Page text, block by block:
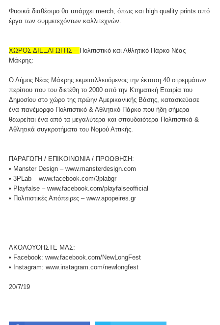
Φυσικά διαθέσιμο θα υπάρχει merch, όπως και high quality prints από
έργα των συμμετεχόντων καλλιτεχνών.
ΧΩΡΟΣ ΔΙΕΞΑΓΩΓΗΣ – Πολιτιστικό και Αθλητικό Πάρκο Νέας
Μάκρης:
Ο Δήμος Νέας Μάκρης εκμεταλλευόμενος την έκταση 40 στρεμμάτων
περίπου που του διετέθη το 2000 από την Κτηματική Εταιρία του
Δημοσίου στο χώρο της πρώην Αμερικανικής Βάσης, κατασκεύασε
ένα πανέμορφο Πολιτιστικό & Αθλητικό Πάρκο που ήδη σήμερα
θεωρείται ένα από τα μεγαλύτερα και σπουδαιότερα Πολιτιστικά &
Αθλητικά συγκροτήματα του Νομού Αττικής.
ΠΑΡΑΓΩΓΗ / ΕΠΙΚΟΙΝΩΝΙΑ / ΠΡΟΩΘΗΣΗ:
• Manster Design – www.mansterdesign.com
• 3PLab – www.facebook.com/3plabgr
• Playfalse – www.facebook.com/playfalseofficial
• Πολιτιστικές Απόπειρες – www.apopeires.gr
ΑΚΟΛΟΥΘΗΣΤΕ ΜΑΣ:
• Facebook: www.facebook.com/NewLongFest
• Instagram: www.instagram.com/newlongfest
20/7/19